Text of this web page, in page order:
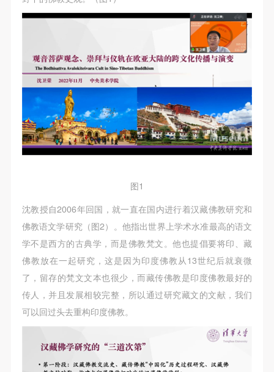
图1
沈教授自2006年回国，就一直在国内进行着汉藏佛教研究和
佛教语文学研究（图2）。他指出世界上学术水准最高的语文
学不是西方的古典学，而是佛教梵文。他也提倡要将印、藏
佛教放在一起研究，这是因为印度佛教从13世纪后就衰微
了，留存的梵文文本也很少，而藏传佛教是印度佛教最好的
传人，并且发展相较完整，所以通过研究藏文的文献，我们
可以回过头去重构印度佛教。
及到的绘画工具、创作材料及配套设备、设施，若参
与者因个人原因在使用相应绘画工具、创作材料及配
套设备、设施造成个人受伤、伤害他人及造成相应工
具、材料、设备或设施的故障或损坏。参与活动者应
当承当相应的全部责任，并主动赔偿相应的经济损
失。活动中任何非事故当事人及美术馆将不承担人身
事故的任何责任。
中央美术学院美术馆肖像权许可使用协议
根据《中华人民共和国广告法》、《中华人民共和国
民法通则》以及 最高人民法院关于贯彻执行 《中华
有关规定，为明确肖像许可方（甲方）和使用方（乙
方）的权利义务关系，经双方友好协商，甲乙双方就
带有甲方肖像的作品的使用达成如下一致协议：
一、 一般约定
（1）、甲方为本协议中的肖像权人，自愿将自己的
肖像权许可乙方作符合本协议约定和法律规定的用
途。
（2）、乙方中央美术学院美术馆是一所具有标志
性、专业性、国际化的现代公共美术馆。中央美术学
院美术馆与时代同行，努力塑造一个开放、自由、学
术的空间氛围，竭诚与各单位、企业、机构、艺术家
及到的绘画工具、创作材料及配套设备、设施，若参
与者因个人原因在使用相应绘画工具、创作材料及配
套设备、设施造成个人受伤、伤害他人及造成相应工
具、材料、设备或设施的故障或损坏。参与活动者应
当承当相应的全部责任，并主动赔偿相应的经济损
失。活动中任何非事故当事人及美术馆将不承担人身
事故的任何责任。
中央美术学院美术馆肖像权许可使用协议
根据《中华人民共和国广告法》、《中华人民共和国
民法通则》以及 最高人民法院关于贯彻执行 《中华
有关规定，为明确肖像许可方（甲方）和使用方（乙
方）的权利义务关系，经双方友好协商，甲乙双方就
带有甲方肖像的作品的使用达成如下一致协议：
一、 一般约定
（1）、甲方为本协议中的肖像权人，自愿将自己的
肖像权许可乙方作符合本协议约定和法律规定的用
途。
（2）、乙方中央美术学院美术馆是一所具有标志
性、专业性、国际化的现代公共美术馆。中央美术学
院美术馆与时代同行，努力塑造一个开放、自由、学
术的空间氛围，竭诚与各单位、企业、机构、艺术家
及到的绘画工具、创作材料及配套设备、设施，若参
与者因个人原因在使用相应绘画工具、创作材料及配
套设备、设施造成个人受伤、伤害他人及造成相应工
具、材料、设备或设施的故障或损坏。参与活动者应
当承当相应的全部责任，并主动赔偿相应的经济损
失。活动中任何非事故当事人及美术馆将不承担人身
事故的任何责任。
中央美术学院美术馆肖像权许可使用协议
根据《中华人民共和国广告法》、《中华人民共和国
民法通则》以及 最高人民法院关于贯彻执行 《中华
有关规定，为明确肖像许可方（甲方）和使用方（乙
方）的权利义务关系，经双方友好协商，甲乙双方就
带有甲方肖像的作品的使用达成如下一致协议：
一、 一般约定
（1）、甲方为本协议中的肖像权人，自愿将自己的
肖像权许可乙方作符合本协议约定和法律规定的用
途。
（2）、乙方中央美术学院美术馆是一所具有标志
性、专业性、国际化的现代公共美术馆。中央美术学
院美术馆与时代同行，努力塑造一个开放、自由、学
术的空间氛围，竭诚与各单位、企业、机构、艺术家